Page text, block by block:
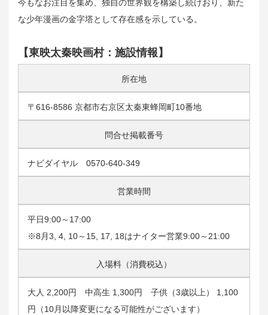
今もなお注目を集め、独自の世界観を構築し続けおり、新た
な少年漫画の金字塔として存在感を示している。
【東映太秦映画村：施設情報】
所在地
〒616-8586 京都市右京区太秦東蜂岡町10番地
問合せ掲載番号
ナビダイヤル 0570-640-349
営業時間
平日9:00～17:00
※8月3, 4, 10～15, 17, 18はナイター営業9:00～21:00
入場料（消費税込）
大人 2,200円 中高生 1,300円 子供（3歳以上） 1,100
円（10月以降変更になる可能性がございます）